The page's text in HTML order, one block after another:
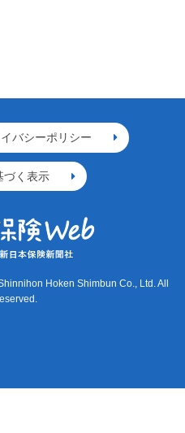
バシーポリシー
づく表示
Hoken Shimbun Co., Ltd. All